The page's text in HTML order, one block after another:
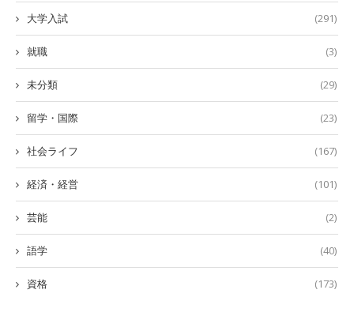
大学入試 (291)
就職 (3)
未分類 (29)
留学・国際 (23)
社会ライフ (167)
経済・経営 (101)
芸能 (2)
語学 (40)
資格 (173)